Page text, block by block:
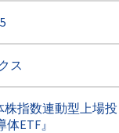
ス
株指数連動型上場投
ETF』